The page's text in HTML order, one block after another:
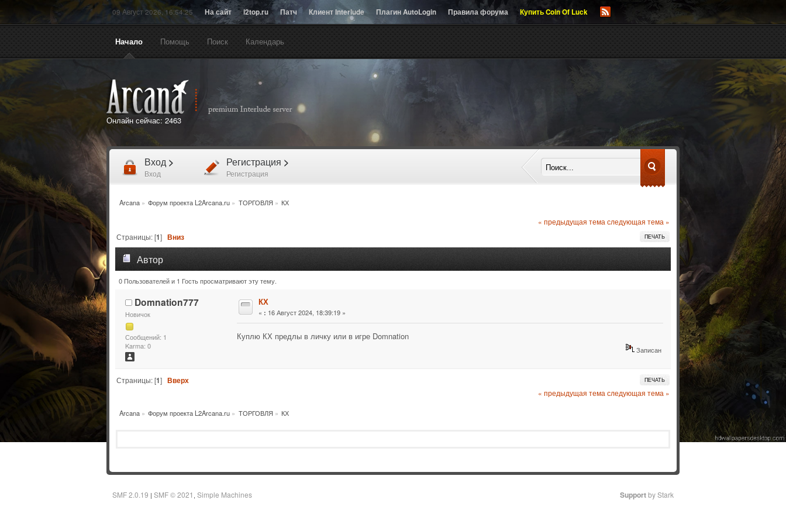
09 Август 2026, 16:54:25 На сайт l2top.ru Патч Клиент Interlude Плагин AutoLogin Правила форума Купить Coin Of Luck
Начало Помощь Поиск Календарь
Онлайн сейчас: 2463
Вход >
Вход
Регистрация >
Регистрация
Arcana» Форум проекта L2Arcana.ru » ТОРГОВЛЯ » КХ
« предыдущая тема следующая тема »
ПЕЧАТЬ
Страницы: [1]Вниз
Автор
Тема: КХ (Прочитано 7901 раз)
0 Пользователей и 1 Гость просматривают эту тему.
Domnation777
Новичок
Сообщений: 1
Karma: 0
КХ
« : 16 Август 2024, 18:39:19 »
Куплю КХ предлы в личку или в игре Domnation
Записан
ПЕЧАТЬ
Страницы: [1]Вверх
« предыдущая тема следующая тема »
Arcana» Форум проекта L2Arcana.ru » ТОРГОВЛЯ » КХ
SMF 2.0.19 SMF © 2021 Simple Machines Supportby Stark